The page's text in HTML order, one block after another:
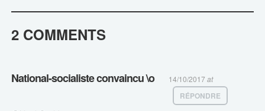
2 COMMENTS
National-socialiste convaincu \o 14/10/2017 at
RÉPONDRE